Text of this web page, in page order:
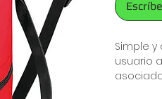
Simple y
usuario